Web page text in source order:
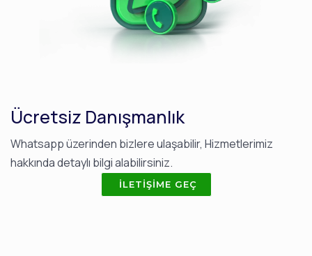
Ücretsiz Danışmanlık
Whatsapp üzerinden bizlere ulaşabilir, Hizmetlerimiz
hakkında detaylı bilgi alabilirsiniz.
İLETIŞIME GEÇ